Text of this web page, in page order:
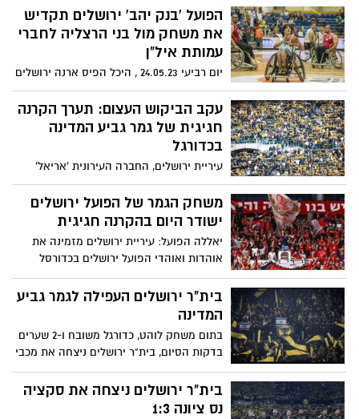
הפועל 'בנק יהב' ירושלים תקדיש
את משחק מול בני הרצליה לחברי
עמותת איל"ן
יום רביעי 24.05.23 , היכל הפיס ארנה ירושלים
עקב הביקוש העצום: תערך הקרנה
חגיגית של גמר גביע המדינה
בכדורגל
עיריית ירושלים, החברה העירונית 'אריאל'
ובית"ר ירושלים יקיימו הקרנה חגיגית של גמר
גביע המדינה בכדורגל 2023 בין הקבוצות
בית"ר ירושלים למכבי נתניה על גבי מסכי ענק
משחק הגמר של הפועל ירושלים
ישודר היום בהקרנה חגיגית
יאללה הפועל: עיריית ירושלים מזמינה את
אוהדות ואוהדי הפועל ירושלים בכדורסל
לצפות במשחק הגמר בהקרנה חגיגית מיוחדת
ומרגשת
בית"ר ירושלים העפילה לגמר גביע
המדינה
בתום משחק לוהט, כדורגל משובח ו-2 שערים
בדקות הסיום, בית"ר ירושלים ניצחה את מכבי
תל אביב, 1-3, בחצי גמר גביע המדינה ועלתה
לגמר שם היא תפגוש את מכבי נתניה לקרב
אדיר על התואר היוקרתי
בית"ר ירושלים ניצחה את סקציה
נס ציונה 1:3